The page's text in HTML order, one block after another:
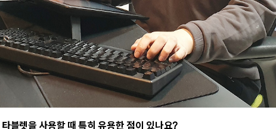
블렛을 사용할 때 특히 유용한 점이 있나요?